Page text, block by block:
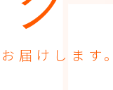
届けします。